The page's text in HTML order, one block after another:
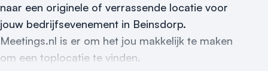
Vraag locatie aan
Locatiegids
naar een originele of verrassende locatie voor
jouw bedrijfsevenement in Beinsdorp.
Meetings.nl is er om het jou makkelijk te maken
om een toplocatie te vinden.